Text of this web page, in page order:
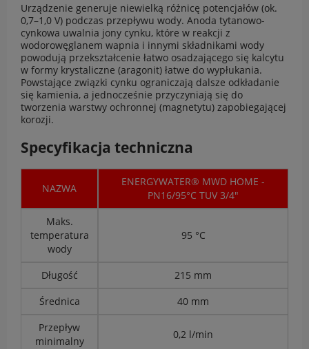
Urządzenie generuje niewielką różnicę potencjałów (ok.
0,7–1,0 V) podczas przepływu wody. Anoda tytanowo-
cynkowa uwalnia jony cynku, które w reakcji z
wodorowęglanem wapnia i innymi składnikami wody
powodują przekształcenie łatwo osadzającego się kalcytu
w formy krystaliczne (aragonit) łatwe do wypłukania.
Powstające związki cynku ograniczają dalsze odkładanie
się kamienia, a jednocześnie przyczyniają się do
tworzenia warstwy ochronnej (magnetytu) zapobiegającej
korozji.
Specyfikacja techniczna
NAZWA
ENERGYWATER® MWD HOME -
PN16/95°C TUV 3/4"
Maks.
temperatura
wody
95 °C
Długość
215 mm
Średnica
40 mm
Przepływ
minimalny
0,2 l/min